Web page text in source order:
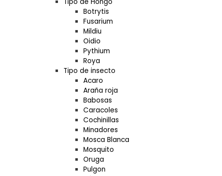
Botrytis
Fusarium
Mildiu
Oidio
Pythium
Roya
Tipo de insecto
Acaro
Araña roja
Babosas
Caracoles
Cochinillas
Minadores
Mosca Blanca
Mosquito
Oruga
Pulgon